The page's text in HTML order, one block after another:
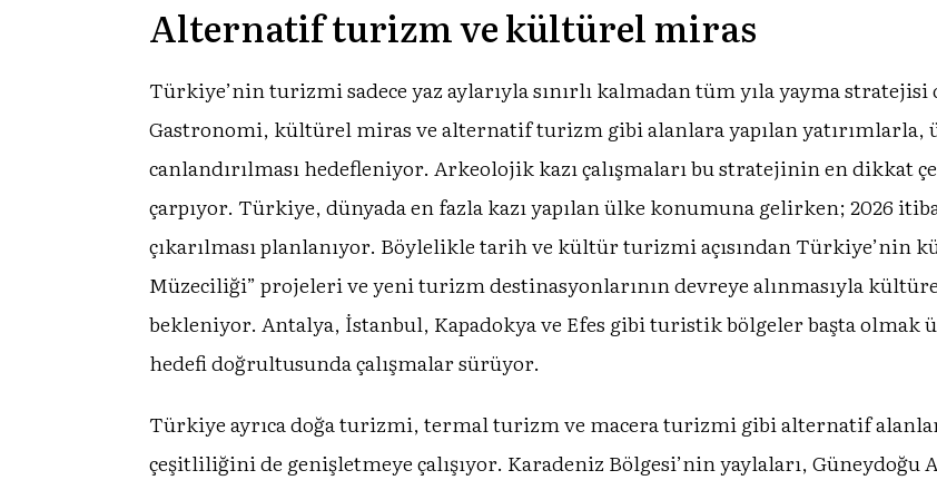
Alternatif turizm ve kültürel miras
Türkiye’nin turizmi sadece yaz aylarıyla sınırlı kalmadan tüm yıla yayma stratejisi
Gastronomi, kültürel miras ve alternatif turizm gibi alanlara yapılan
canlandırılması hedefleniyor. Arkeolojik kazı çalışmaları bu stratejinin en dikkat
çarpıyor. Türkiye, dünyada en fazla kazı yapılan ülke konumuna gelirken; 2026
çıkarılması planlanıyor. Böylelikle tarih ve kültür turizmi açısından Türkiye’nin
Müzeciliği” projeleri ve yeni turizm destinasyonlarının devreye alınmasıyla
bekleniyor. Antalya, İstanbul, Kapadokya ve Efes gibi turistik bölgeler başta
hedefi doğrultusunda çalışmalar sürüyor.
Türkiye ayrıca doğa turizmi, termal turizm ve macera turizmi gibi alternatif
çeşitliliğini de genişletmeye çalışıyor. Karadeniz Bölgesi’nin yaylaları,